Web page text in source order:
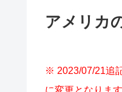
アメリカ
※ 2023/07/21追
に変更となります